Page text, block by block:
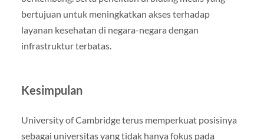
bertujuan untuk meningkatkan akses terhadap
layanan kesehatan di negara-negara dengan
infrastruktur terbatas.
Kesimpulan
University of Cambridge terus memperkuat posisinya
sebagai universitas yang tidak hanya fokus pada